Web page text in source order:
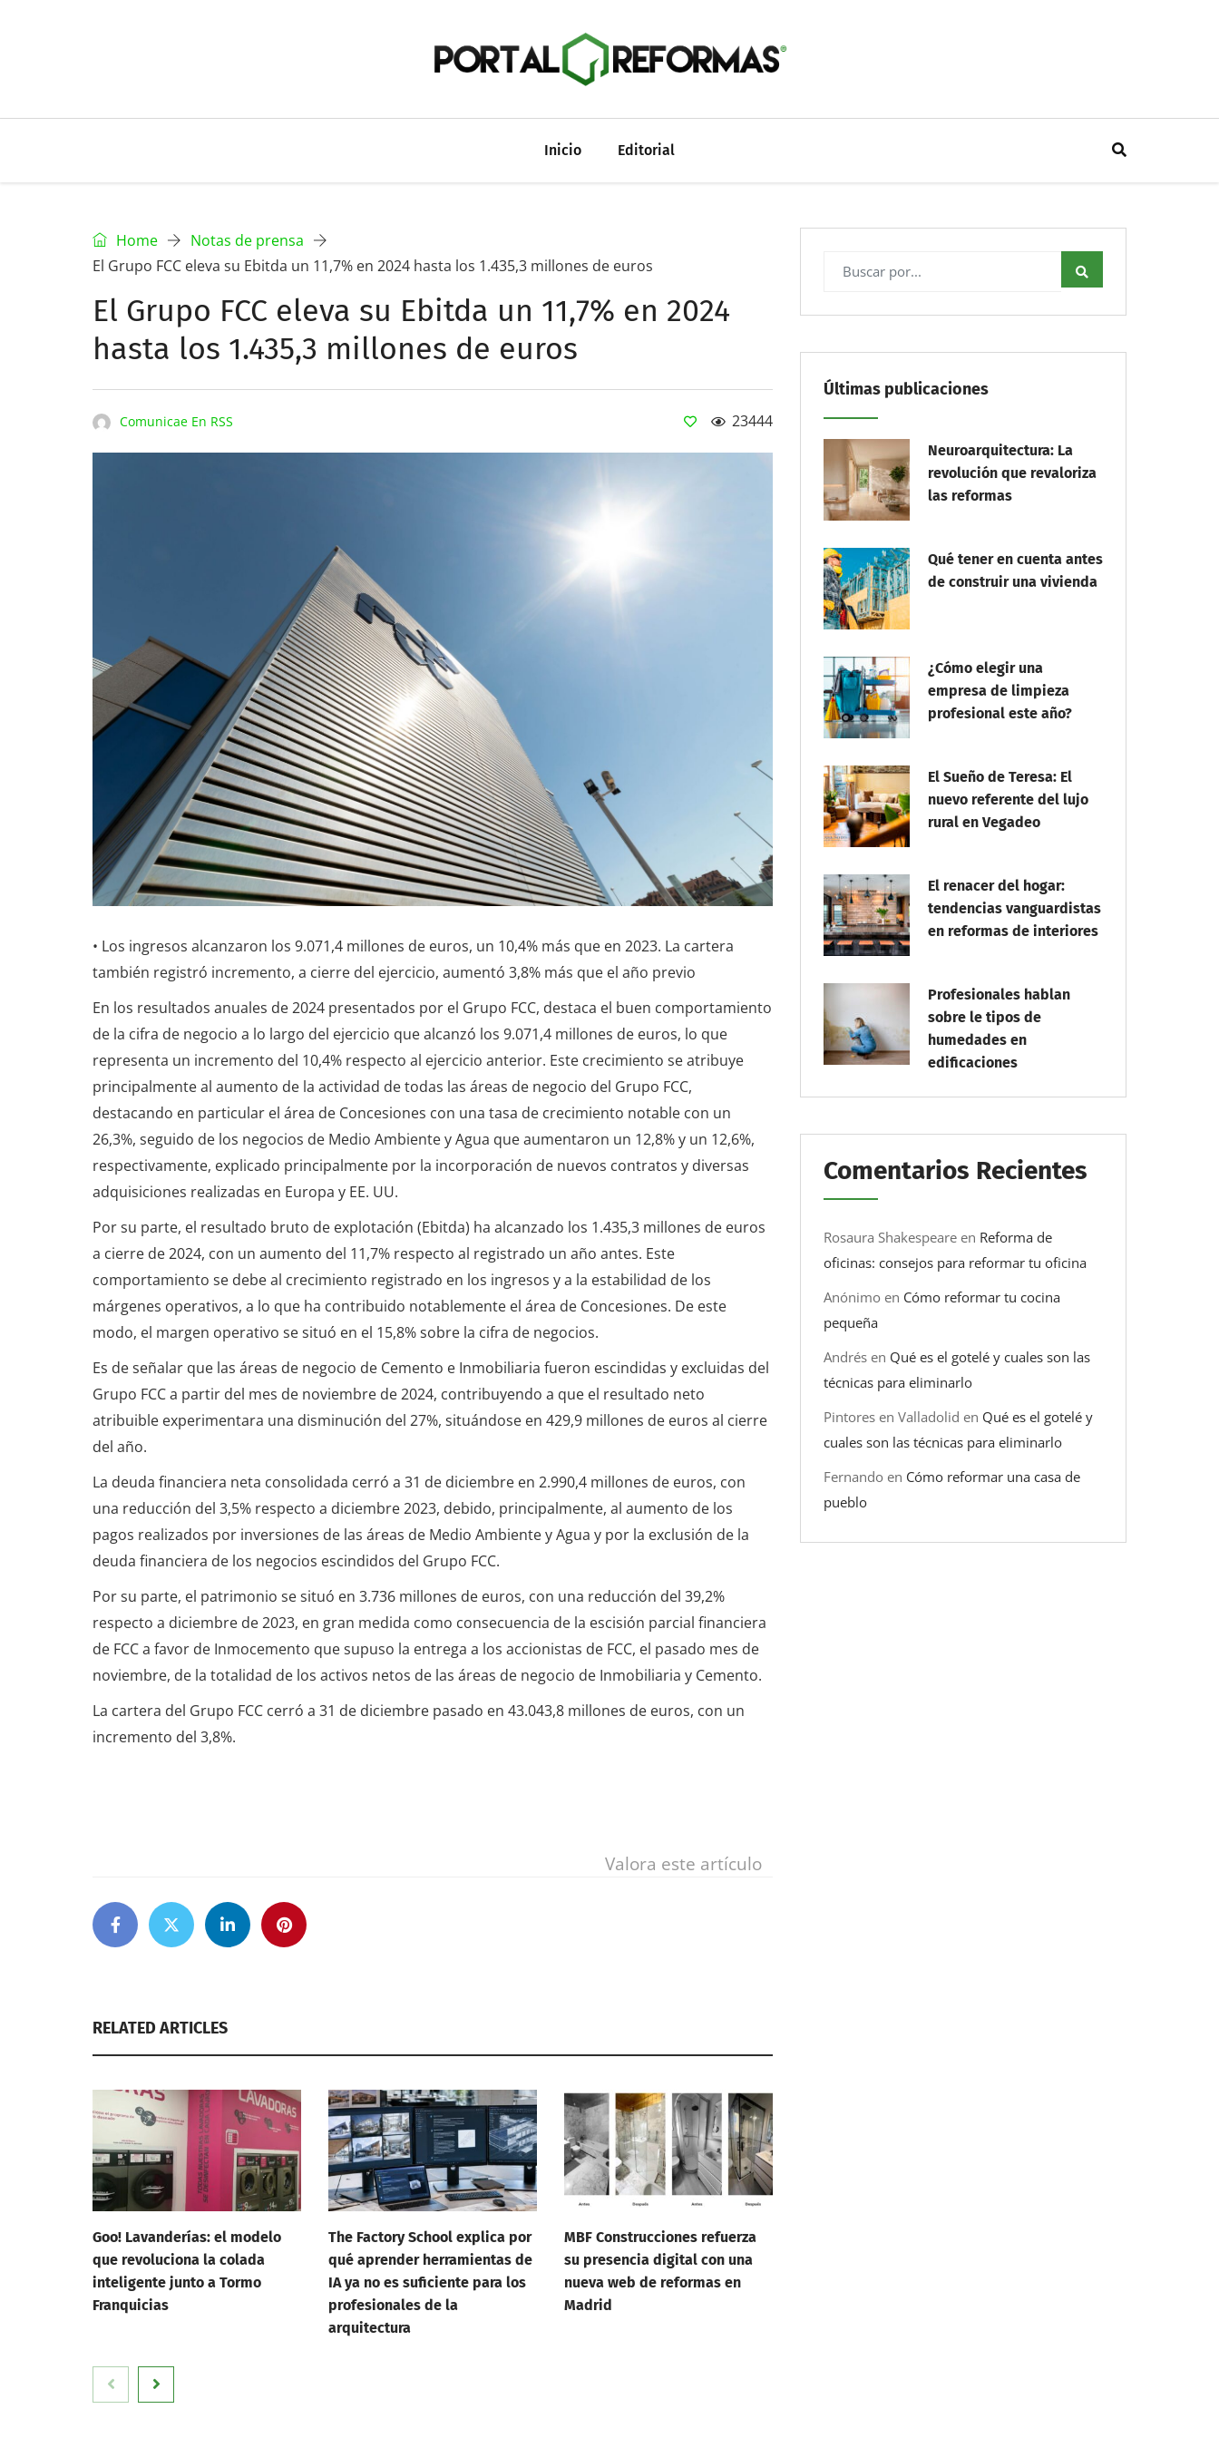
Inicio Editorial
Home
Notas de prensa
El Grupo FCC eleva su Ebitda un 11,7% en 2024 hasta los 1.435,3 millones de euros
El Grupo FCC eleva su Ebitda un 11,7% en 2024
hasta los 1.435,3 millones de euros
Comunicae En RSS 23444
• Los ingresos alcanzaron los 9.071,4 millones de euros, un 10,4% más que en 2023. La cartera
también registró incremento, a cierre del ejercicio, aumentó 3,8% más que el año previo
En los resultados anuales de 2024 presentados por el Grupo FCC, destaca el buen comportamiento
de la cifra de negocio a lo largo del ejercicio que alcanzó los 9.071,4 millones de euros, lo que
representa un incremento del 10,4% respecto al ejercicio anterior. Este crecimiento se atribuye
principalmente al aumento de la actividad de todas las áreas de negocio del Grupo FCC,
destacando en particular el área de Concesiones con una tasa de crecimiento notable con un
26,3%, seguido de los negocios de Medio Ambiente y Agua que aumentaron un 12,8% y un 12,6%,
respectivamente, explicado principalmente por la incorporación de nuevos contratos y diversas
adquisiciones realizadas en Europa y EE. UU.
Por su parte, el resultado bruto de explotación (Ebitda) ha alcanzado los 1.435,3 millones de euros
a cierre de 2024, con un aumento del 11,7% respecto al registrado un año antes. Este
comportamiento se debe al crecimiento registrado en los ingresos y a la estabilidad de los
márgenes operativos, a lo que ha contribuido notablemente el área de Concesiones. De este
modo, el margen operativo se situó en el 15,8% sobre la cifra de negocios.
Es de señalar que las áreas de negocio de Cemento e Inmobiliaria fueron escindidas y excluidas del
Grupo FCC a partir del mes de noviembre de 2024, contribuyendo a que el resultado neto
atribuible experimentara una disminución del 27%, situándose en 429,9 millones de euros al cierre
del año.
La deuda financiera neta consolidada cerró a 31 de diciembre en 2.990,4 millones de euros, con
una reducción del 3,5% respecto a diciembre 2023, debido, principalmente, al aumento de los
pagos realizados por inversiones de las áreas de Medio Ambiente y Agua y por la exclusión de la
deuda financiera de los negocios escindidos del Grupo FCC.
Por su parte, el patrimonio se situó en 3.736 millones de euros, con una reducción del 39,2%
respecto a diciembre de 2023, en gran medida como consecuencia de la escisión parcial financiera
de FCC a favor de Inmocemento que supuso la entrega a los accionistas de FCC, el pasado mes de
noviembre, de la totalidad de los activos netos de las áreas de negocio de Inmobiliaria y Cemento.
La cartera del Grupo FCC cerró a 31 de diciembre pasado en 43.043,8 millones de euros, con un
incremento del 3,8%.
Valora este artículo
RELATED ARTICLES
Goo! Lavanderías: el modelo
que revoluciona la colada
inteligente junto a Tormo
Franquicias
The Factory School explica por
qué aprender herramientas de
IA ya no es suficiente para los
profesionales de la
arquitectura
MBF Construcciones refuerza
su presencia digital con una
nueva web de reformas en
Madrid
Últimas publicaciones
Neuroarquitectura: La
revolución que revaloriza
las reformas
Qué tener en cuenta antes
de construir una vivienda
¿Cómo elegir una
empresa de limpieza
profesional este año?
El Sueño de Teresa: El
nuevo referente del lujo
rural en Vegadeo
El renacer del hogar:
tendencias vanguardistas
en reformas de interiores
Profesionales hablan
sobre le tipos de
humedades en
edificaciones
Comentarios Recientes
Rosaura Shakespeare en Reforma de
oficinas: consejos para reformar tu oficina
Anónimo en Cómo reformar tu cocina
pequeña
Andrés en Qué es el gotelé y cuales son las
técnicas para eliminarlo
Pintores en Valladolid en Qué es el gotelé y
cuales son las técnicas para eliminarlo
Fernando en Cómo reformar una casa de
pueblo